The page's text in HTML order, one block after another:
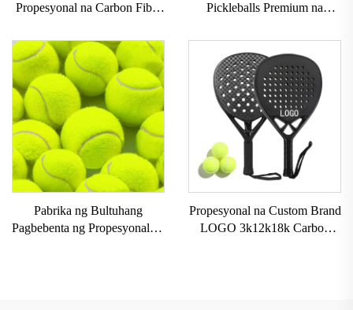
Propesyonal na Carbon Fiber
Maaaring I-customize na
Panlabas na Sports Beach
Tennis Racket na may Nylon
Net EVA Grip
Pickleballs Premium na
USAPA 40 Holes Panlabas na
Bola ng Pickleball Set ng 3pc
4pc na Set ng Pickleball
Pabrika ng Bultuhang
Pagbebenta ng Propesyonal na
Propesyonal na Custom Brand
LOGO 3k12k18k Carbon